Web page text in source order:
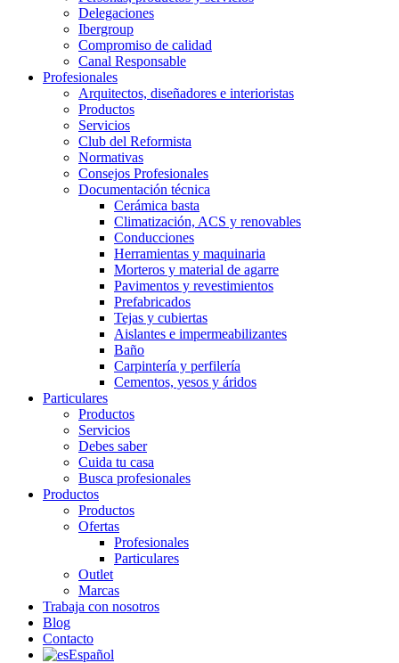
Delegaciones
Ibergroup
Compromiso de calidad
Canal Responsable
Profesionales
Arquitectos, diseñadores e interioristas
Productos
Servicios
Club del Reformista
Normativas
Consejos Profesionales
Documentación técnica
Cerámica basta
Climatización, ACS y renovables
Conducciones
Herramientas y maquinaria
Morteros y material de agarre
Pavimentos y revestimientos
Prefabricados
Tejas y cubiertas
Aislantes e impermeabilizantes
Baño
Carpintería y perfilería
Cementos, yesos y áridos
Particulares
Productos
Servicios
Debes saber
Cuida tu casa
Busca profesionales
Productos
Productos
Ofertas
Profesionales
Particulares
Outlet
Marcas
Trabaja con nosotros
Blog
Contacto
Español